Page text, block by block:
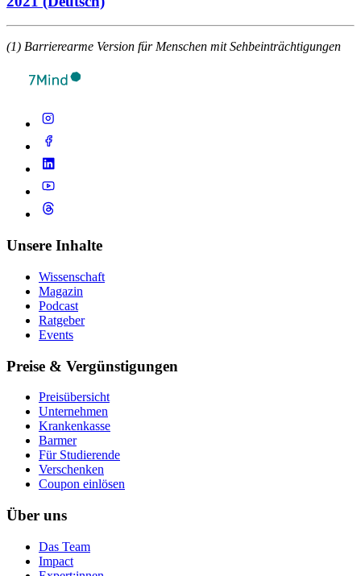
(1) Barrierearme Version für Menschen mit Sehbeinträchtigungen
Unsere Inhalte
Wissenschaft
Magazin
Podcast
Ratgeber
Events
Preise & Vergünstigungen
Preisübersicht
Unternehmen
Krankenkasse
Barmer
Für Studierende
Ver­schen­ken
Coupon einlösen
Über uns
Das Team
Impact